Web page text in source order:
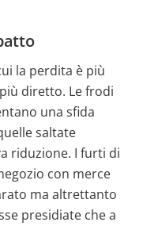
la perdita è più
diretto. Le frodi
una sfida
saltate
riduzione. I furti di
con merce
ma altrettanto
presidiate che a